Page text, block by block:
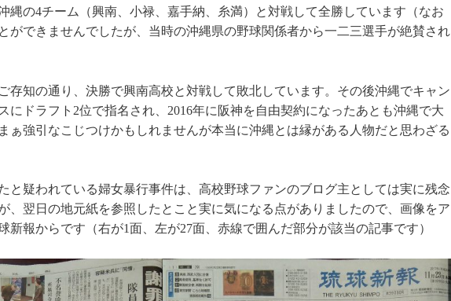
縄の4チーム（興南、小禄、嘉手納、糸満）と対戦して全勝しています（なお
ができませんでしたが、当時の沖縄県の野球関係者から一二三選手が絶賛され
存知の通り、決勝で興南高校と対戦して敗北しています。その後沖縄でキャン
にドラフト2位で指名され、2016年に阪神を自由契約になったあとも沖縄で大
ぁ強引なこじつけかもしれませんが本当に沖縄とは縁がある人物だと思わざる
と疑われている婦女暴行事件は、高校野球ファンのブログ主としては実に残念
、翌日の地元紙を参照したとこと実に気になる点がありましたので、画像をア
新報からです（右が1面、左が27面、赤線で囲んだ部分が該当の記事です）